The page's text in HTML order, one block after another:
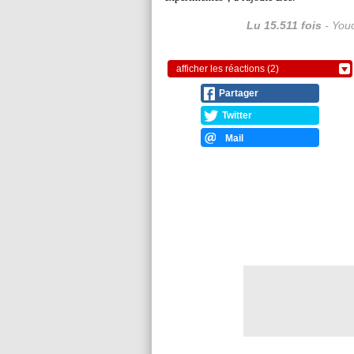
Lu 15.511 fois -
afficher les réactions (2)
Partager
Twitter
Mail